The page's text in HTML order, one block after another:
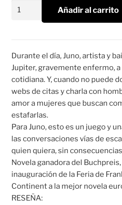
Hey,
estás?
cantidad
Añadir al carrito
Durante el día, Juno, artista y
Jupiter, gravemente enfermo,
cotidiana. Y, cuando no puede
webs de citas y charla con
amor a mujeres que buscan
estafarlas.
Para Juno, esto es un juego y
las conversaciones vías de
quien quiera, sin
Novela ganadora del
inauguración de la Feria de
Continent a la mejor novela
RESEÑA: